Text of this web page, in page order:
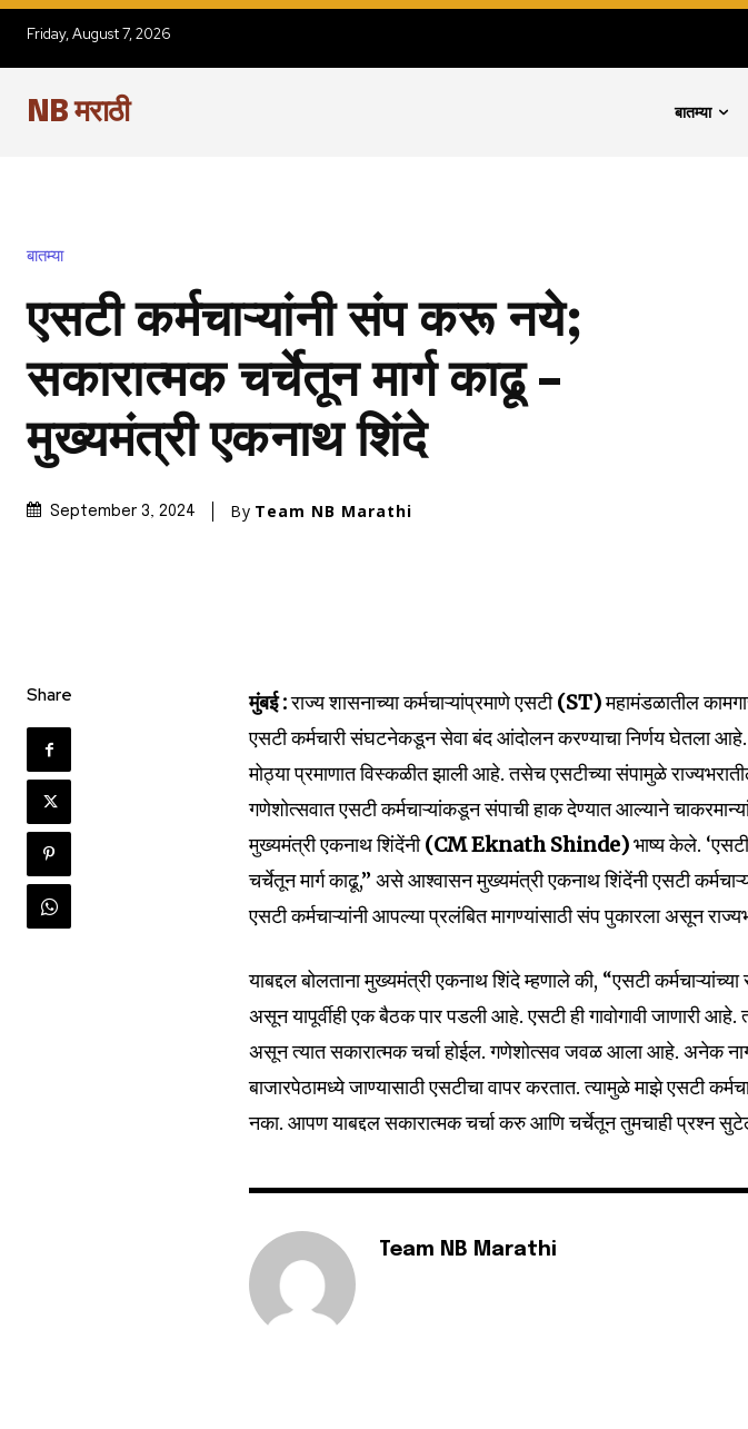
SUBSCRIBERS and be part
of the conversation.
To subscribe, simply enter your email address on our website
the subscribe button below. Don't worry, we respect your
won't spam your inbox. Your information is safe with us.
6,300
Friday, August 7, 2026
NB मराठी बातम्या
बातम्या
एसटी कर्मचाऱ्यांनी संप करू नये;
सकारात्मक चर्चेतून मार्ग काढू –
मुख्यमंत्री एकनाथ शिंदे
September 3, 2024 By Team NB Marathi
Share मुंबई :राज्य शासनाच्या कर्मचाऱ्यांप्रमाणे एसटी(ST)महामंडळातील
एसटी कर्मचारी संघटनेकडून सेवा बंद आंदोलन करण्याचा निर्णय घेतला आहे.
मोठ्या प्रमाणात विस्कळीत झाली आहे. तसेच एसटीच्या संपामुळे
गणेशोत्सवात एसटी कर्मचाऱ्यांकडून संपाची हाक देण्यात आल्याने
मुख्यमंत्री एकनाथ शिंदेंनी(CM Eknath Shinde)भाष्य केले.
चर्चेतून मार्ग काढू,” असे आश्वासन मुख्यमंत्री एकनाथ शिंदेंनी एसटी
एसटी कर्मचाऱ्यांनी आपल्या प्रलंबित मागण्यांसाठी संप पुकारला असून
याबद्दल बोलताना मुख्यमंत्री एकनाथ शिंदे म्हणाले की, “एसटी
असून यापूर्वीही एक बैठक पार पडली आहे. एसटी ही गावोगावी जाणारी
असून त्यात सकारात्मक चर्चा होईल. गणेशोत्सव जवळ आला आहे. अनेक
बाजारपेठामध्ये जाण्यासाठी एसटीचा वापर करतात. त्यामुळे माझे एसटी
नका. आपण याबद्दल सकारात्मक चर्चा करु आणि चर्चेतून तुमचाही प्रश्न
Team NB Marathi